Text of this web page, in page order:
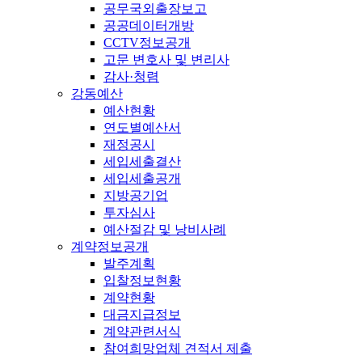
공무국외출장보고
공공데이터개방
CCTV정보공개
고문 변호사 및 변리사
감사·청렴
강동예산
예산현황
연도별예산서
재정공시
세입세출결산
세입세출공개
지방공기업
투자심사
예산절감 및 낭비사례
계약정보공개
발주계획
입찰정보현황
계약현황
대금지급정보
계약관련서식
참여희망업체 견적서 제출